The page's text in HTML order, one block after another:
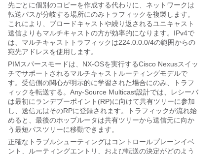
先ごとに個別のコピーを作成する代わりに、ネットワークは
転送パスが分岐する場所にのみトラフィックを複製します。
これにより、ブロードキャストや繰り返されるユニキャスト
送信よりもマルチキャストの方が効率的になります。IPv4で
は、マルチキャストトラフィックは224.0.0.0/4の範囲からの
宛先アドレスを使用します。
PIMスパースモードは、NX-OSを実行するCisco Nexusスイッ
チでサポートされるマルチキャストルーティングモデルで
す。受信側の関心が明示的に学習された場合にのみ、トラフ
ィックを転送する。Any-Source Multicast設計では、レシーバ
は最初にランデブーポイント(RP)に向けて共有ツリーに参加
し、送信元はそのRPに登録されます。トラフィックが流れ始
めると、最後のホップルータは共有ツリーから送信元に向か
う最短パスツリーに移動できます。
正確なトラブルシューティングはコントロールプレーンイベ
ント、ルーティングエントリ、および転送の決定がどのよう